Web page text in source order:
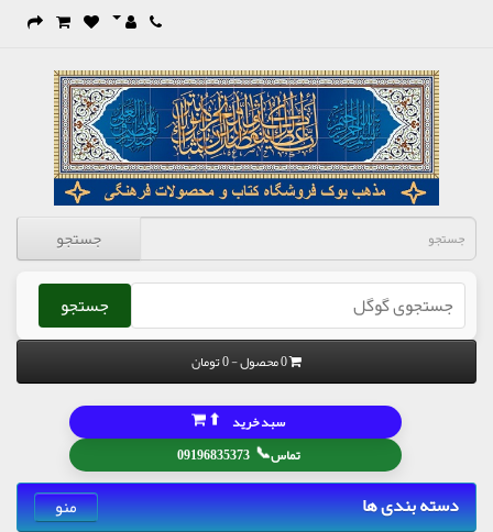
جستجو
جستجو
0 محصول - 0 تومان
تماس📞
09196835373
سبد خرید ⬆
دسته بندی ها منو